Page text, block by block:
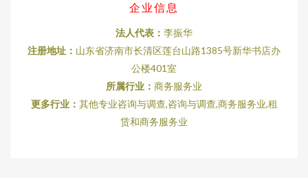
企业信息
法人代表： 李振华
注册地址： 山东省济南市长清区莲台山路1385号新华书店办
公楼401室
所属行业： 商务服务业
更多行业： 其他专业咨询与调查,咨询与调查,商务服务业,租
赁和商务服务业